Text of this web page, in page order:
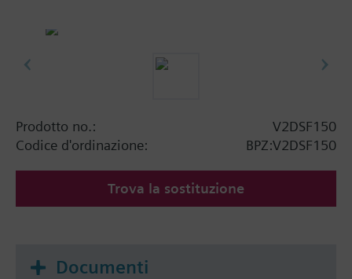
Prodotto no.:
V2DSF150
Codice d'ordinazione:
BPZ:V2DSF150
Trova la sostituzione
Documenti